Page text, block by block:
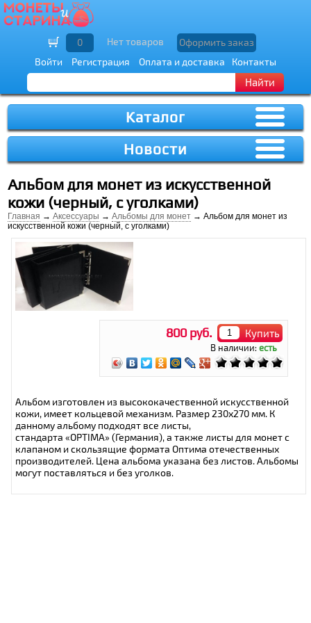
Войти Регистрация Оплата и доставка Контакты
Найти
0 Нет товаров Оформить заказ
Каталог
Новости
Альбом для монет из искусственной
кожи (черный, с уголками)
Главная →Аксессуары →Альбомы для монет → Альбом для монет из
искусственной кожи (черный, с уголками)
800 руб. Купить
В наличии:есть
Альбом изготовлен из высококачественной искусственной
кожи, имеет кольцевой механизм. Размер 230х270 мм. К
данному альбому подходят все листы,
стандарта «OPTIMA» (Германия), а также листы для монет с
клапаном и скользящие формата Оптима отечественных
производителей. Цена альбома указана без листов. Альбомы
могут поставляться и без уголков.